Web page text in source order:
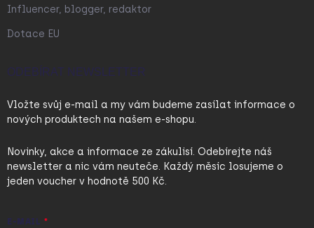
Influencer, blogger, redaktor
Dotace EU
ODEBÍRAT NEWSLETTER
Vložte svůj e-mail a my vám budeme zasílat informace o
nových produktech na našem e-shopu.
Novinky, akce a informace ze zákulisí. Odebírejte náš
newsletter a nic vám neuteče. Každý měsíc losujeme o
jeden voucher v hodnotě 500 Kč.
E-MAIL